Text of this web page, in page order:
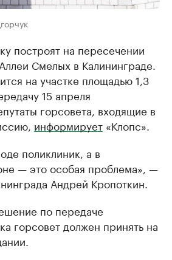
построят на пересечении
Смелых в Калининграде.
на участке площадью 1,3
15 апреля
горсовета, входящие в
информирует «Клопс».
поликлиник, а в
— это особая проблема», —
Андрей Кропоткин.
по передаче
горсовет должен принять на